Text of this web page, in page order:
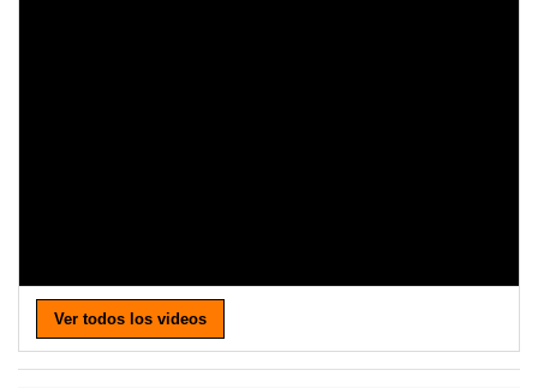
Ver todos los videos